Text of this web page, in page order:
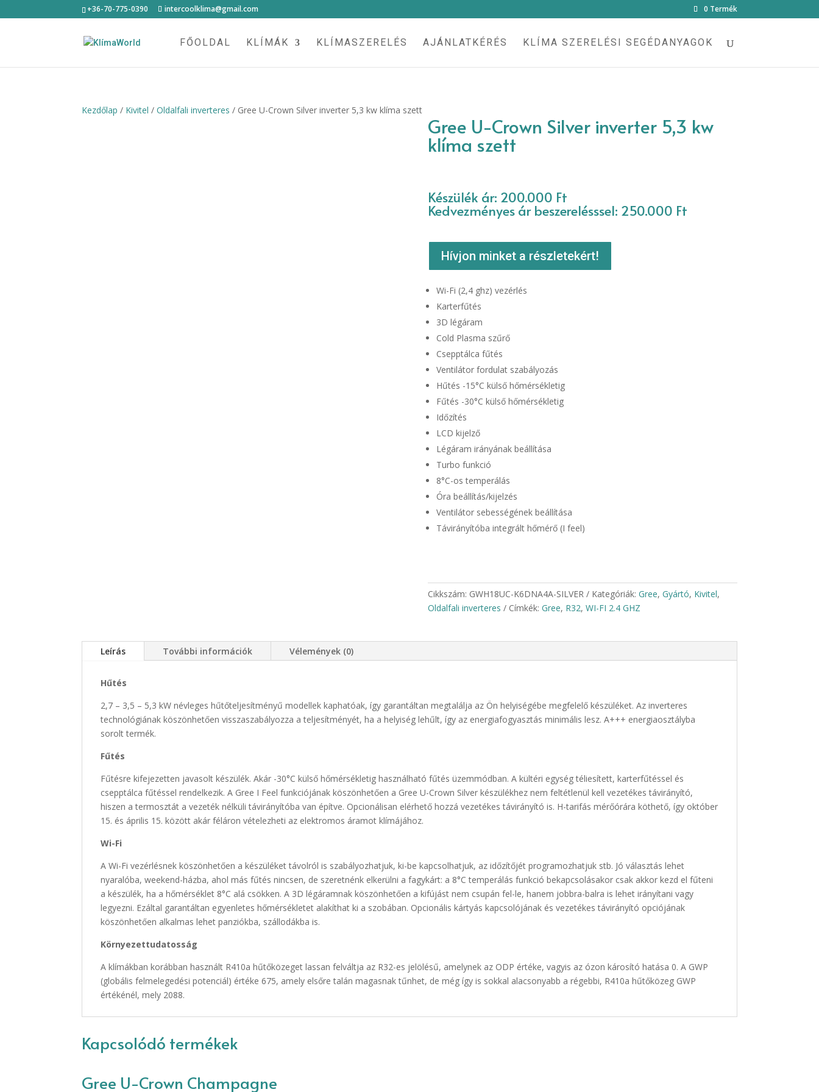
+36-70-775-0390 intercoolklima@gmail.com 0 Termék
FŐOLDAL KLÍMÁK KLÍMASZERELÉS AJÁNLATKÉRÉS KLÍMA SZERELÉSI SEGÉDANYAGOK
Kezdőlap / Kivitel /Oldalfali inverteres / Gree U-Crown Silver inverter 5,3 kw klíma szett
Gree U-Crown Silver inverter 5,3 kw
klíma szett
Készülék ár: 200.000 Ft
Kedvezményes ár beszerelésssel: 250.000 Ft
Hívjon minket a részletekért!
Wi-Fi (2,4 ghz) vezérlés
Karterfűtés
3D légáram
Cold Plasma szűrő
Csepptálca fűtés
Ventilátor fordulat szabályozás
Hűtés -15°C külső hőmérsékletig
Fűtés -30°C külső hőmérsékletig
Időzítés
LCD kijelző
Légáram irányának beállítása
Turbo funkció
8°C-os temperálás
Óra beállítás/kijelzés
Ventilátor sebességének beállítása
Távirányítóba integrált hőmérő (I feel)
Cikkszám: GWH18UC-K6DNA4A-SILVER Kategóriák: Gree, Gyártó, Kivitel,
Oldalfali inverteres
Címkék: Gree, R32, WI-FI 2.4 GHZ
Leírás További információk Vélemények (0)
Hűtés
2,7 – 3,5 – 5,3 kW névleges hűtőteljesítményű modellek kaphatóak, így garantáltan megtalálja az Ön helyiségébe megfelelő készüléket. Az inverteres
technológiának köszönhetően visszaszabályozza a teljesítményét, ha a helyiség lehűlt, így az energiafogyasztás minimális lesz. A+++ energiaosztályba
sorolt termék.
Fűtés
Fűtésre kifejezetten javasolt készülék. Akár -30°C külső hőmérsékletig használható fűtés üzemmódban. A kültéri egység téliesített, karterfűtéssel és
csepptálca fűtéssel rendelkezik. A Gree I Feel funkciójának köszönhetően a Gree U-Crown Silver készülékhez nem feltétlenül kell vezetékes távirányító,
hiszen a termosztát a vezeték nélküli távirányítóba van építve. Opcionálisan elérhető hozzá vezetékes távirányító is. H-tarifás mérőórára köthető, így október
15. és április 15. között akár féláron vételezheti az elektromos áramot klímájához.
Wi-Fi
A Wi-Fi vezérlésnek köszönhetően a készüléket távolról is szabályozhatjuk, ki-be kapcsolhatjuk, az időzítőjét programozhatjuk stb. Jó választás lehet
nyaralóba, weekend-házba, ahol más fűtés nincsen, de szeretnénk elkerülni a fagykárt: a 8°C temperálás funkció bekapcsolásakor csak akkor kezd el fűteni
a készülék, ha a hőmérséklet 8°C alá csökken. A 3D légáramnak köszönhetően a kifújást nem csupán fel-le, hanem jobbra-balra is lehet irányítani vagy
legyezni. Ezáltal garantáltan egyenletes hőmérsékletet alakíthat ki a szobában. Opcionális kártyás kapcsolójának és vezetékes távirányító opciójának
köszönhetően alkalmas lehet panziókba, szállodákba is.
Környezettudatosság
A klímákban korábban használt R410a hűtőközeget lassan felváltja az R32-es jelölésű, amelynek az ODP értéke, vagyis az ózon károsító hatása 0. A GWP
(globális felmelegedési potenciál) értéke 675, amely elsőre talán magasnak tűnhet, de még így is sokkal alacsonyabb a régebbi, R410a hűtőközeg GWP
értékénél, mely 2088.
Kapcsolódó termékek
Gree U-Crown Champagne